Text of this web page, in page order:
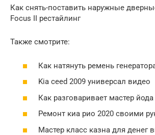
Как снять-поставить наружные
Focus II рестайлинг
Также смотрите:
Как натянуть ремень
Kia ceed 2009 универсал видео
Как разговаривает мастер
Ремонт киа рио 2020 своими
Мастер класс казна для денег